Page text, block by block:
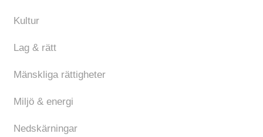
Kultur
Lag & rätt
Mänskliga rättigheter
Miljö & energi
Nedskärningar